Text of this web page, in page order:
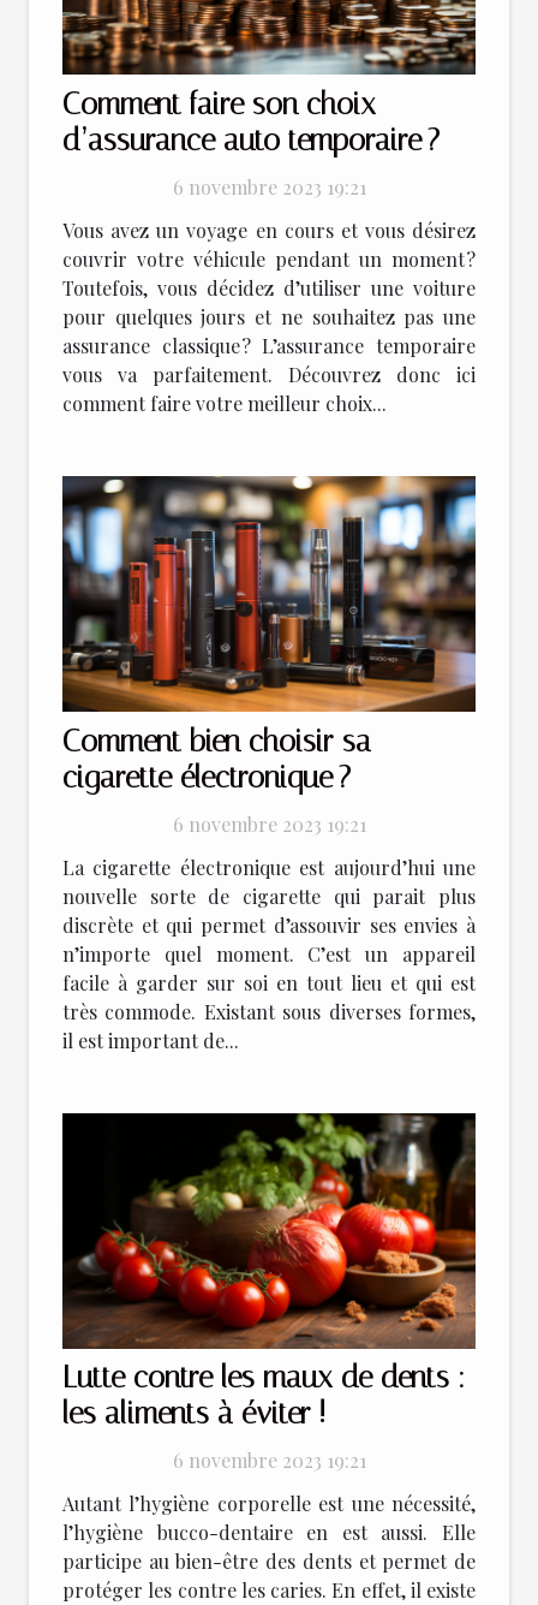
Comment faire son choix
d’assurance auto temporaire ?
6 novembre 2023 19:21
Vous avez un voyage en cours et vous désirez
couvrir votre véhicule pendant un moment ?
Toutefois, vous décidez d’utiliser une voiture
pour quelques jours et ne souhaitez pas une
assurance classique ? L’assurance temporaire
vous va parfaitement. Découvrez donc ici
comment faire votre meilleur choix...
Comment bien choisir sa
cigarette électronique ?
6 novembre 2023 19:21
La cigarette électronique est aujourd’hui une
nouvelle sorte de cigarette qui parait plus
discrète et qui permet d’assouvir ses envies à
n’importe quel moment. C’est un appareil
facile à garder sur soi en tout lieu et qui est
très commode. Existant sous diverses formes,
il est important de...
Lutte contre les maux de dents :
les aliments à éviter !
6 novembre 2023 19:21
Autant l’hygiène corporelle est une nécessité,
l’hygiène bucco-dentaire en est aussi. Elle
participe au bien-être des dents et permet de
protéger les contre les caries. En effet, il existe